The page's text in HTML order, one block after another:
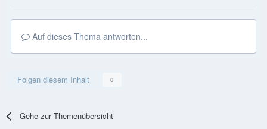
Auf dieses Thema antworten...
Folgen diesem Inhalt 0
Gehe zur Themenübersicht